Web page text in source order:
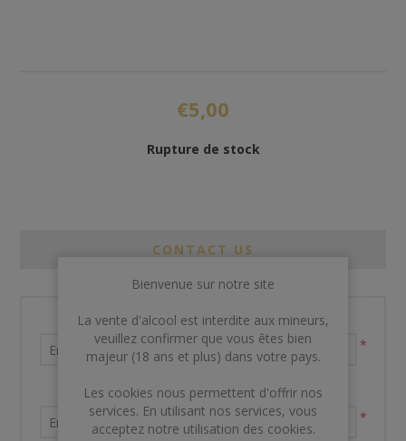
€5,00
Rupture de stock
CONTACT US
Nom et prénom
*
Votre adresse email
*
Bienvenue sur notre site
La vente d'alcool est interdite aux mineurs,
veuillez confirmer que vous êtes bien
majeur (18 ans et plus) dans votre pays.
Les cookies nous permettent d'offrir nos
services. En utilisant nos services, vous
acceptez notre utilisation des cookies.